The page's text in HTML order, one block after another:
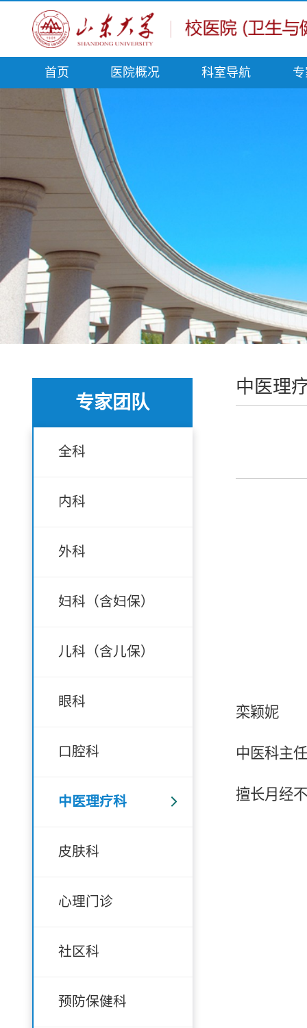
首页 医院概况 科室导航
专家团队
全科
内科
外科
妇科（含妇保）
儿科（含儿保）
眼科
口腔科
中医理疗科
皮肤科
心理门诊
社区科
预防保健科
中医理
栾颖妮
中医科主任
擅长月经